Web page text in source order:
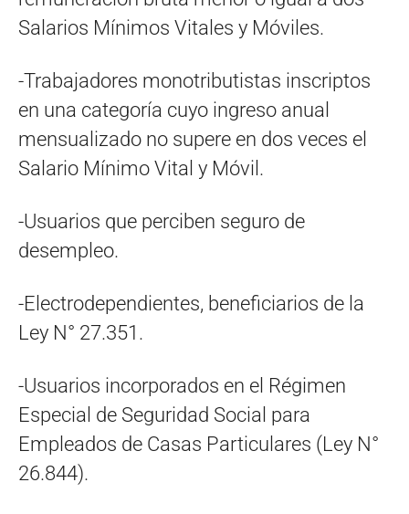
Salarios Mínimos Vitales y Móviles.
-Trabajadores monotributistas inscriptos
en una categoría cuyo ingreso anual
mensualizado no supere en dos veces el
Salario Mínimo Vital y Móvil.
-Usuarios que perciben seguro de
desempleo.
-Electrodependientes, beneficiarios de la
Ley N° 27.351.
-Usuarios incorporados en el Régimen
Especial de Seguridad Social para
Empleados de Casas Particulares (Ley N°
26.844).